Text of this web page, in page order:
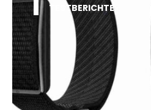
TESTBERICHTE